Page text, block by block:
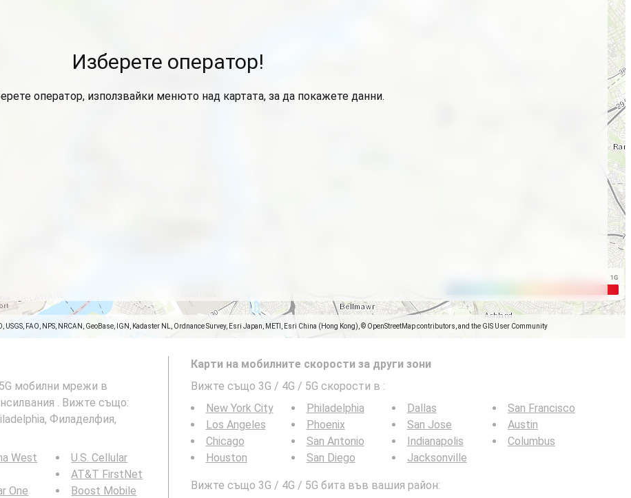
FAO, NPS, NRCAN, GeoBase, IGN, Kadaster NL, Ordnance Survey, Esri Japan, METI, Esri China (Hong Kong), © OpenStreetMap contributors, and the GIS User Community
Изберете оператор!
оператор, използвайки менюто над картата, за да покажете данни.
5G мобилни мрежи в
. Вижте също:
Филаделфия,
West
One
U.S. Cellular
AT&T FirstNet
Boost Mobile
Карти на мобилните скорости за други зони
Вижте също 3G / 4G / 5G скорости в :
New York City
Los Angeles
Chicago
Houston
Philadelphia
Phoenix
San Antonio
San Diego
Dallas
San Jose
Indianapolis
Jacksonville
San Francisco
Austin
Columbus
Вижте също 3G / 4G / 5G бита във вашия район: